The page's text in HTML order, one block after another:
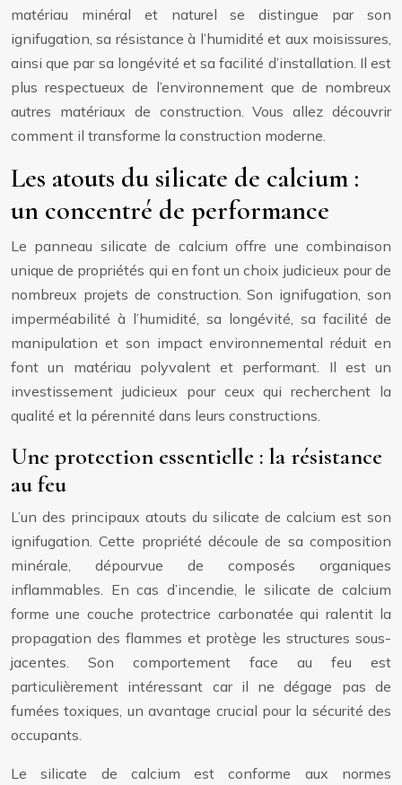
matériau minéral et naturel se distingue par son
ignifugation, sa résistance à l’humidité et aux moisissures,
ainsi que par sa longévité et sa facilité d’installation. Il est
plus respectueux de l’environnement que de nombreux
autres matériaux de construction. Vous allez découvrir
comment il transforme la construction moderne.
Les atouts du silicate de calcium :
un concentré de performance
Le panneau silicate de calcium offre une combinaison
unique de propriétés qui en font un choix judicieux pour de
nombreux projets de construction. Son ignifugation, son
imperméabilité à l’humidité, sa longévité, sa facilité de
manipulation et son impact environnemental réduit en
font un matériau polyvalent et performant. Il est un
investissement judicieux pour ceux qui recherchent la
qualité et la pérennité dans leurs constructions.
Une protection essentielle : la résistance
au feu
L’un des principaux atouts du silicate de calcium est son
ignifugation. Cette propriété découle de sa composition
minérale, dépourvue de composés organiques
inflammables. En cas d’incendie, le silicate de calcium
forme une couche protectrice carbonatée qui ralentit la
propagation des flammes et protège les structures sous-
jacentes. Son comportement face au feu est
particulièrement intéressant car il ne dégage pas de
fumées toxiques, un avantage crucial pour la sécurité des
occupants.
Le silicate de calcium est conforme aux normes